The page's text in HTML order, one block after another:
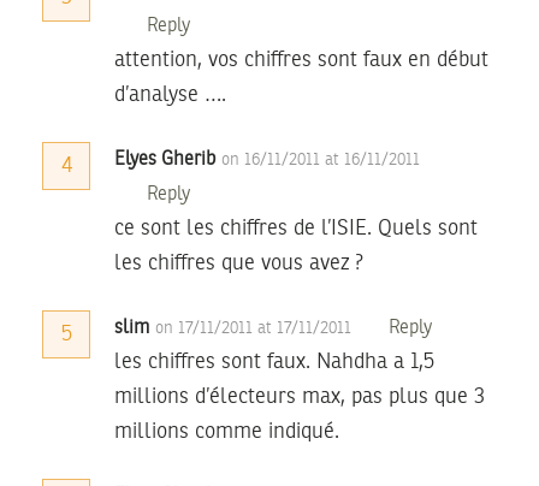
Reply
attention, vos chiffres sont faux en début
d’analyse ….
4 Elyes Gherib on 16/11/2011 at 16/11/2011
Reply
ce sont les chiffres de l’ISIE. Quels sont
les chiffres que vous avez ?
5 slim on 17/11/2011 at 17/11/2011 Reply
les chiffres sont faux. Nahdha a 1,5
millions d’électeurs max, pas plus que 3
millions comme indiqué.